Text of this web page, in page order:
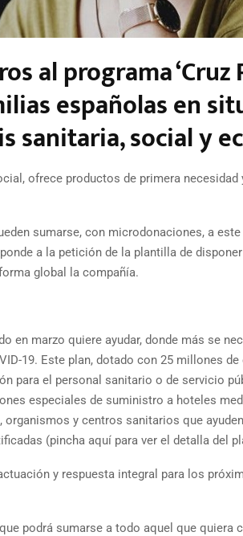
al programa ‘Cruz
españolas en
sanitaria, social y
ofrece productos de primera
sumarse, con microdonaciones, a
a la petición de la plantilla de
global la compañía.
en marzo quiere ayudar, donde más se
19. Este plan, dotado con 25 millones
para el personal sanitario o de servicio
especiales de suministro a hoteles
y centros sanitarios que
(pincha aquí para ver el detalla del
y respuesta integral para los
podrá sumarse a todo aquel que quiera